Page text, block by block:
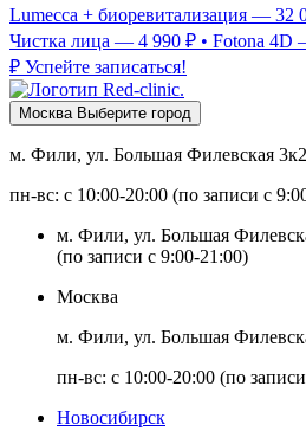
Lumecca + биоревитализация — 32
Чистка лица — 4 990 ₽ • Fotona 4D
₽ Успейте записаться!
Москва Выберите город
м. Фили, ул. Большая Филевская 3к2
пн-вс: с 10:00-20:00 (по записи с
м. Фили, ул. Большая
(по записи с 9:00-21:00)
Москва
м. Фили, ул. Большая
пн-вс: с 10:00-20:00 (по
Новосибирск